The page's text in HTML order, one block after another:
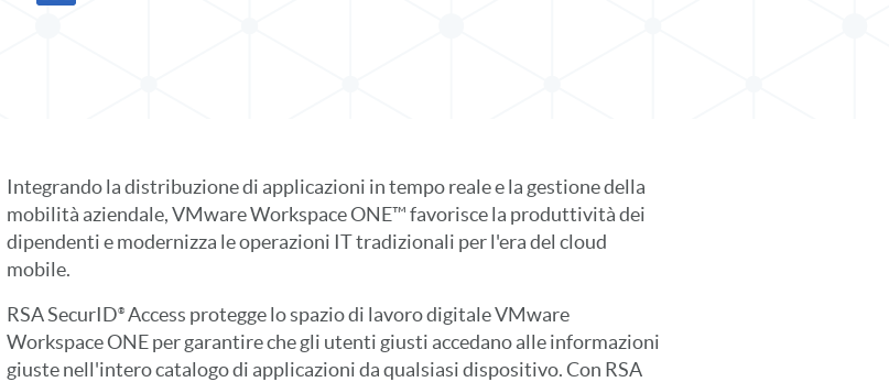
Integrando la distribuzione di applicazioni in tempo reale e la gestione della
mobilità aziendale, VMware Workspace ONE™ favorisce la produttività dei
dipendenti e modernizza le operazioni IT tradizionali per l'era del cloud
mobile.
RSASecurID Access protegge lo spazio di lavoro digitale VMware
Workspace ONE per garantire che gli utenti giusti accedano alle informazioni
giuste nell'intero catalogo di applicazioni da qualsiasi dispositivo. Con RSA